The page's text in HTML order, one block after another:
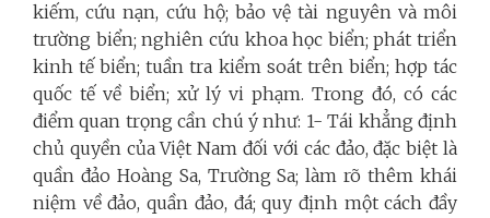
kiếm, cứu nạn, cứu hộ; bảo vệ tài nguyên và môi
trường biển; nghiên cứu khoa học biển; phát triển
kinh tế biển; tuần tra kiểm soát trên biển; hợp tác
quốc tế về biển; xử lý vi phạm. Trong đó, có các
điểm quan trọng cần chú ý như: 1- Tái khẳng định
chủ quyền của Việt Nam đối với các đảo, đặc biệt là
quần đảo Hoàng Sa, Trường Sa; làm rõ thêm khái
niệm về đảo, quần đảo, đá; quy định một cách đầy